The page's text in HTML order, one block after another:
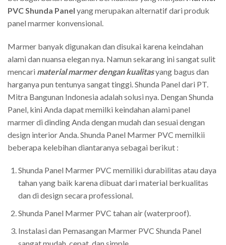
PVC Shunda Panel yang merupakan alternatif dari produk
panel marmer konvensional.
Marmer banyak digunakan dan disukai karena keindahan
alami dan nuansa elegan nya. Namun sekarang ini sangat sulit
mencari material marmer dengan kualitasyang bagus dan
harganya pun tentunya sangat tinggi. Shunda Panel dari PT.
Mitra Bangunan Indonesia adalah solusi nya. Dengan Shunda
Panel, kini Anda dapat memilki keindahan alami panel
marmer di dinding Anda dengan mudah dan sesuai dengan
design interior Anda. Shunda Panel Marmer PVC memilkii
beberapa kelebihan diantaranya sebagai berikut :
Shunda Panel Marmer PVC memiliki durabilitas atau daya
tahan yang baik karena dibuat dari material berkualitas
dan di design secara professional.
Shunda Panel Marmer PVC tahan air (waterproof).
Instalasi dan Pemasangan Marmer PVC Shunda Panel
sangat mudah, cepat, dan simple.